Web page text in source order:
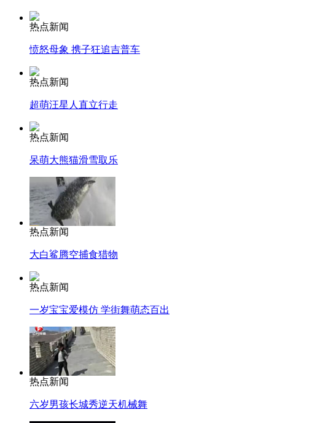
热点新闻
愤怒母象 携子狂追吉普车
热点新闻
超萌汪星人直立行走
热点新闻
呆萌大熊猫滑雪取乐
热点新闻
大白鲨腾空捕食猎物
热点新闻
一岁宝宝爱模仿 学街舞萌态百出
热点新闻
六岁男孩长城秀逆天机械舞